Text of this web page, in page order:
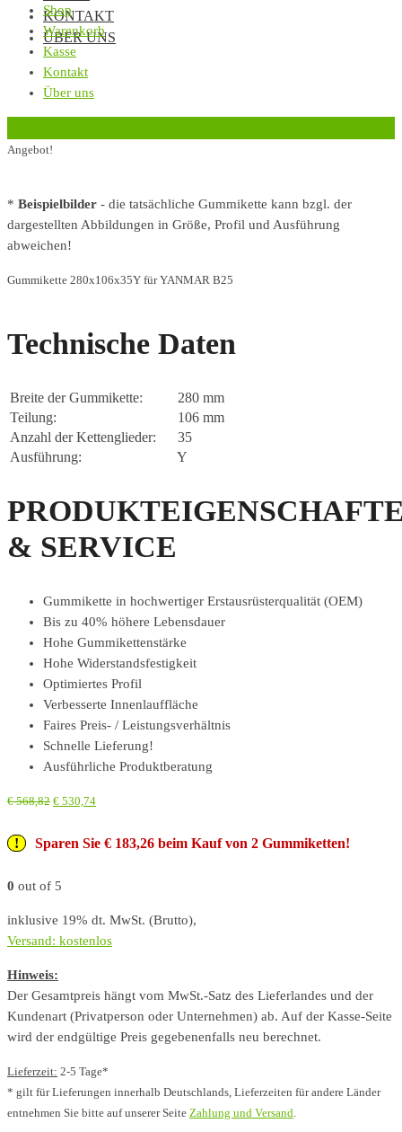
KONTAKT
ÜBER UNS
Shop
Warenkorb
Kasse
Kontakt
Über uns
Angebot!
* Beispielbilder - die tatsächliche Gummikette kann bzgl. der
dargestellten Abbildungen in Größe, Profil und Ausführung
abweichen!
Gummikette 280x106x35Y für YANMAR B25
Technische Daten
Breite der Gummikette:
280 mm
Teilung:
106 mm
Anzahl der Kettenglieder:
35
Ausführung:
Y
& SERVICE
Gummikette in hochwertiger Erstausrüsterqualität (OEM)
Bis zu 40% höhere Lebensdauer
Hohe Gummikettenstärke
Hohe Widerstandsfestigkeit
Optimiertes Profil
Verbesserte Innenlauffläche
Faires Preis- / Leistungsverhältnis
Schnelle Lieferung!
Ausführliche Produktberatung
€568,82 € 530,74
Sparen Sie € 183,26 beim Kauf von 2 Gummiketten!
0 out of 5
inklusive 19% dt. MwSt. (Brutto),
Versand: kostenlos
Hinweis:
Der Gesamtpreis hängt vom MwSt.-Satz des Lieferlandes und der
Kundenart (Privatperson oder Unternehmen) ab. Auf der Kasse-Seite
wird der endgültige Preis gegebenenfalls neu berechnet.
Lieferzeit: 2-5 Tage*
* gilt für Lieferungen innerhalb Deutschlands, Lieferzeiten für andere Länder
entnehmen Sie bitte auf unserer Seite Zahlung und Versand